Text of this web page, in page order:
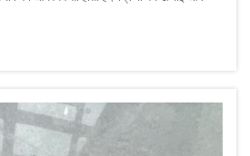
उत्पन्न होती हैं, जहाँ जल एकत्रित होना, तापमान में